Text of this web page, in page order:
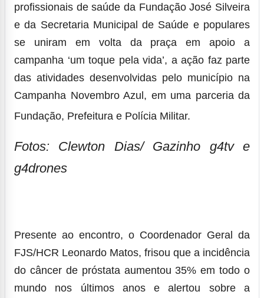
profissionais de saúde da Fundação José Silveira
e da Secretaria Municipal de Saúde e populares
se uniram em volta da praça em apoio a
campanha ‘um toque pela vida’, a ação faz parte
das atividades desenvolvidas pelo município na
Campanha Novembro Azul, em uma parceria da
Fundação, Prefeitura e Polícia Militar.
Fotos: Clewton Dias/ Gazinho g4tv e
g4drones
Presente ao encontro, o Coordenador Geral da
FJS/HCR Leonardo Matos, frisou que a incidência
do câncer de próstata aumentou 35% em todo o
mundo nos últimos anos e alertou sobre a